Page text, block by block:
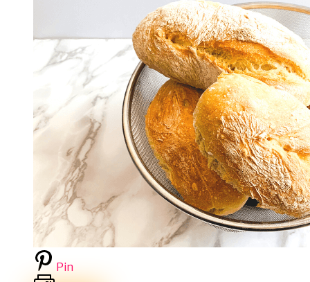
Pin